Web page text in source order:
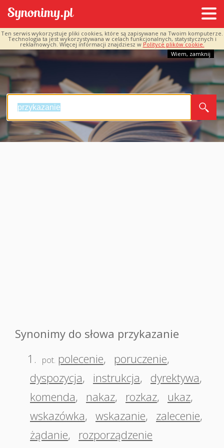
Ten serwis wykorzystuje pliki cookies, które są zapisywane na Twoim komputerze.
Technologia ta jest wykorzystywana w celach funkcjonalnych, statystycznych i
reklamowych. Więcej informacji znajdziesz w Polityce plików cookie.
Wiem, zamknij
Synonimy do słowa przykazanie
1.
pot. polecenie, poruczenie,
dyspozycja, instrukcja, dyrektywa,
komenda, nakaz, rozkaz, ukaz,
wskazówka, wskazanie, zalecenie,
żądanie, rozporządzenie